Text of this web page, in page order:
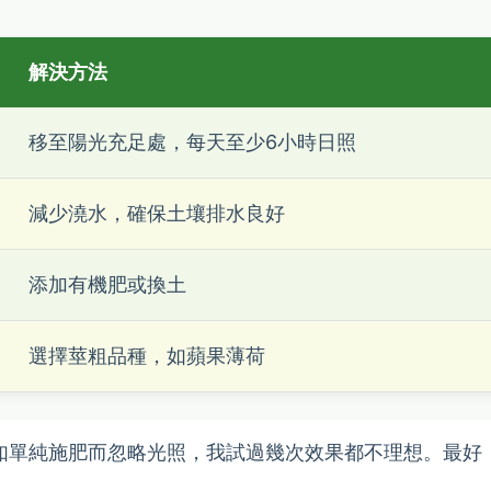
解決方法
移至陽光充足處，每天至少6小時日照
減少澆水，確保土壤排水良好
添加有機肥或換土
選擇莖粗品種，如蘋果薄荷
純施肥而忽略光照，我試過幾次效果都不理想。最好